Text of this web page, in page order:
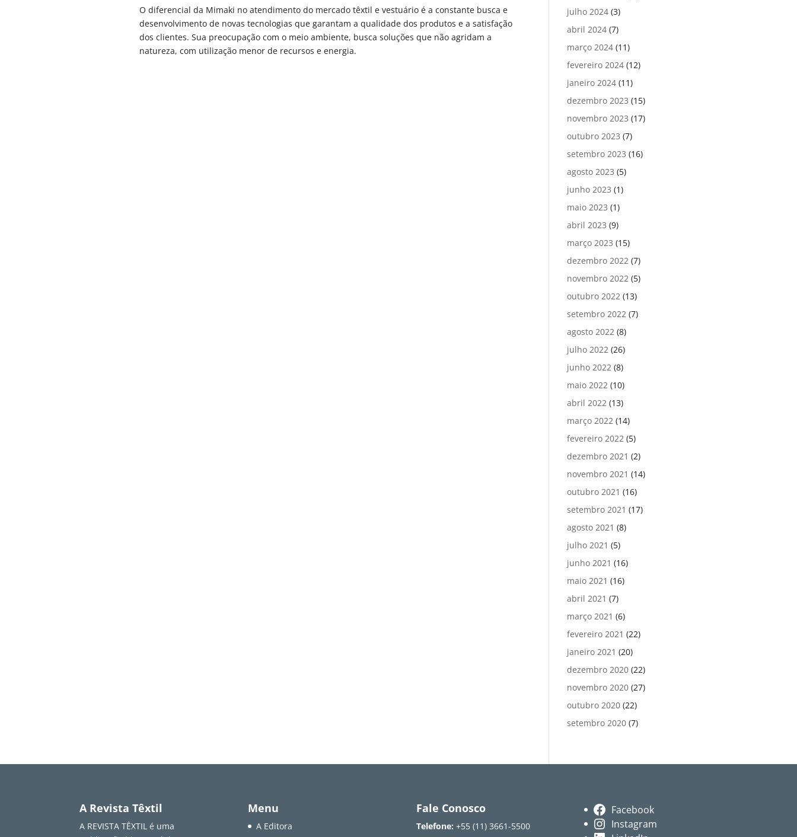
O diferencial da Mimaki no atendimento do mercado têxtil e vestuário é a constante busca e
desenvolvimento de novas tecnologias que garantam a qualidade dos produtos e a satisfação
dos clientes. Sua preocupação com o meio ambiente, busca soluções que não agridam a
natureza, com utilização menor de recursos e energia.
julho 2024 (3)
abril 2024 (7)
março 2024 (11)
fevereiro 2024 (12)
janeiro 2024 (11)
dezembro 2023 (15)
novembro 2023 (17)
outubro 2023 (7)
setembro 2023 (16)
agosto 2023 (5)
junho 2023 (1)
maio 2023 (1)
abril 2023 (9)
março 2023 (15)
dezembro 2022 (7)
novembro 2022 (5)
outubro 2022 (13)
setembro 2022 (7)
agosto 2022 (8)
julho 2022 (26)
junho 2022 (8)
maio 2022 (10)
abril 2022 (13)
março 2022 (14)
fevereiro 2022 (5)
dezembro 2021 (2)
novembro 2021 (14)
outubro 2021 (16)
setembro 2021 (17)
agosto 2021 (8)
julho 2021 (5)
junho 2021 (16)
maio 2021 (16)
abril 2021 (7)
março 2021 (6)
fevereiro 2021 (22)
janeiro 2021 (20)
dezembro 2020 (22)
novembro 2020 (27)
outubro 2020 (22)
setembro 2020 (7)
A Revista Têxtil
A REVISTA TÊXTIL é uma
Menu
A Editora
Fale Conosco
Telefone: +55 (11) 3661-5500
Facebook
Instagram